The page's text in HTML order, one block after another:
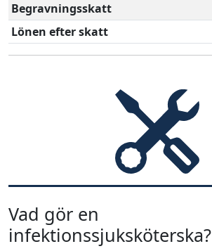
Begravningsskatt
Lönen efter skatt
Vad gör en
infektionssjuksköterska?